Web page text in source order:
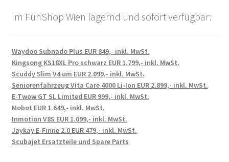
Im FunShop Wien lagernd und sofort verfügbar:
Waydoo Subnado Plus EUR 849,- inkl. MwSt.
Kingsong KS18XL Pro schwarz EUR 1.799,- inkl. MwSt.
Scuddy Slim V4 um EUR 2.099,- inkl. MwSt.
Seniorenfahrzeug Vita Care 4000 Li-Ion EUR 2.899,- inkl. MwSt.
E-Twow GT SL Limited EUR 999,- inkl. MwSt.
Mobot EUR 1.649,- inkl. MwSt.
Inmotion V8S EUR 1.099,- inkl. MwSt.
Jaykay E-Finne 2.0 EUR 479,- inkl. MwSt.
Scubajet Ersatzteile und Spare Parts